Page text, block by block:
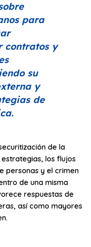
para
contratos y
su
y
de
de la
los flujos
personas y el crimen
de una misma
respuestas de
así como mayores